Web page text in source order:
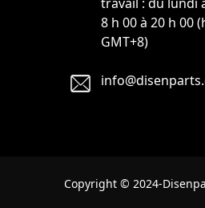
8 h 00 à 20 h 00
GMT+8)
Copyright © 2024-